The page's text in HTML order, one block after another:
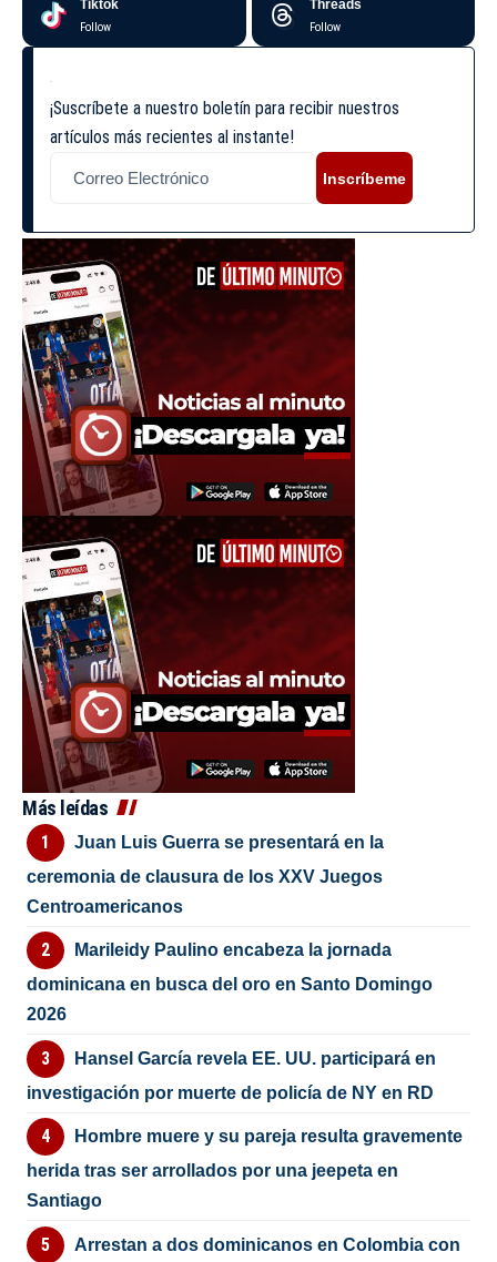
Tiktok
Follow
Threads
Follow
¡Suscríbete a nuestro boletín para recibir nuestros
artículos más recientes al instante!
Inscríbeme
Más leídas
Juan Luis Guerra se presentará en la
ceremonia de clausura de los XXV Juegos
Centroamericanos
Marileidy Paulino encabeza la jornada
dominicana en busca del oro en Santo Domingo
2026
Hansel García revela EE. UU. participará en
investigación por muerte de policía de NY en RD
Hombre muere y su pareja resulta gravemente
herida tras ser arrollados por una jeepeta en
Santiago
Arrestan a dos dominicanos en Colombia con